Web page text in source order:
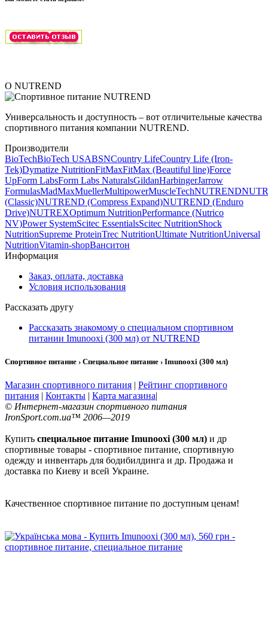
О NUTREND
Универсальность и доступность – вот отличительные качества
спортивного питания компании NUTREND.
Производители
BioTechBioTech USABSNCountry LifeCountry Life (Iron-
Tek)Dymatize NutritionFitMaxFitMax (Beautiful line)Force
UpForm LabsForm Labs NaturalsGildanHarbingerJarrow
FormulasMadMaxMuellerMultipowerMuscleTechNUTREND
(Classic)NUTREND (Compress Expand)NUTREND (Enduro
Drive)NUTREXOptimum NutritionPerformance (Nutrico
NV)Power SystemScitec EssentialsScitec NutritionShock
NutritionSupreme ProteinTrec NutritionUltimate NutritionUniversal
NutritionVitamin-shopВанситон
Информация
Заказ, оплата, доставка
Условия использования
Рассказать другу
Рассказать знакомому о специальном спортивном
питании Imunooxi (300 мл) от NUTREND
Спортивное питание › Специальное питание › Imunooxi (300 мл)
Магазин спортивного питания | Рейтинг спортивного
питания | Контакты | Карта магазина|
© Интернет-магазин спортивного питания
IronSport.com.ua™ 2006—2019
Купить специальное питание Imunooxi (300 мл) и др
спортивные товары - спортивное питание, спортивную
одежду и инвентарь для бодибилдинга и др. Продажа и
доставка по Киеву и всей Украине.
Качественное спортивное питание по доступным ценам!